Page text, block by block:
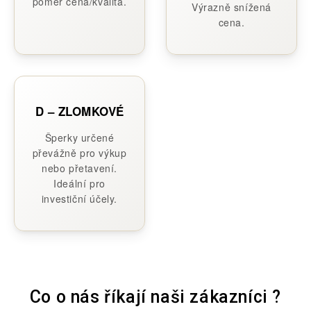
Výrazně snížená
cena.
D – ZLOMKOVÉ
Šperky určené
převážně pro výkup
nebo přetavení.
Ideální pro
investiční účely.
Co o nás říkají naši zákazníci ?